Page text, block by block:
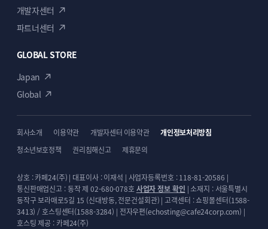
개발자센터
파트너센터
GLOBAL STORE
Japan
Global
회사소개 이용약관 개발자센터 이용약관
개인정보처리방침
청소년보호정책
권리침해신고 제휴문의
상호 : 카페24(주) | 대표이사 : 이재석 | 사업자등록번호 : 118-81-20586 |
통신판매업신고 : 동작 제 02-680-078호 사업자 정보 확인 | 소재지 : 서울특별시
동작구 보라매로5길 15 (신대방동, 전문건설회관) | 고객센터 : 쇼핑몰센터(1588-
3413) / 호스팅센터(1588-3284) | 전자우편(echosting@cafe24corp.com) |
호스팅 제공 : 카페24(주)